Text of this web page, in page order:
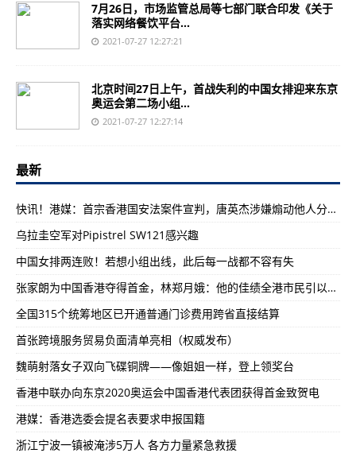
7月26日，市场监管总局等七部门联合印发《关于
落实网络餐饮平台...
2021-07-27 12:27:21
北京时间27日上午，首战失利的中国女排迎来东京
奥运会第二场小组...
2021-07-27 12:27:14
最新
快讯！港媒：首宗香港国安法案件宣判，唐英杰涉嫌煽动他人分裂国家罪及恐怖活动罪罪名成立
乌拉圭空军对Pipistrel SW121感兴趣
中国女排两连败！若想小组出线，此后每一战都不容有失
张家朗为中国香港夺得首金，林郑月娥：他的佳绩全港市民引以为傲
全国315个统筹地区已开通普通门诊费用跨省直接结算
首张跨境服务贸易负面清单亮相（权威发布）
魏萌射落女子双向飞碟铜牌——像姐姐一样，登上领奖台
香港中联办向东京2020奥运会中国香港代表团获得首金致贺电
港媒：香港选委会提名表要求申报国籍
浙江宁波一镇被淹涉5万人 各方力量紧急救援